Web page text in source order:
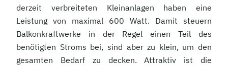
derzeit verbreiteten Kleinanlagen haben eine
Leistung von maximal 600 Watt. Damit steuern
Balkonkraftwerke in der Regel einen Teil des
benötigten Stroms bei, sind aber zu klein, um den
gesamten Bedarf zu decken. Attraktiv ist die